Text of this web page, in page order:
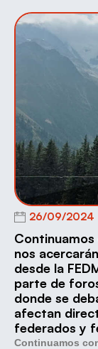
26/09/2024
nos
desde la
parte de
donde se
afectan
federados y
Continuamos